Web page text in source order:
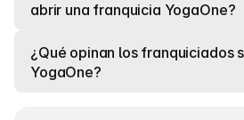
abrir una franquicia YogaOne?
¿Qué opinan los franquiciados
YogaOne?